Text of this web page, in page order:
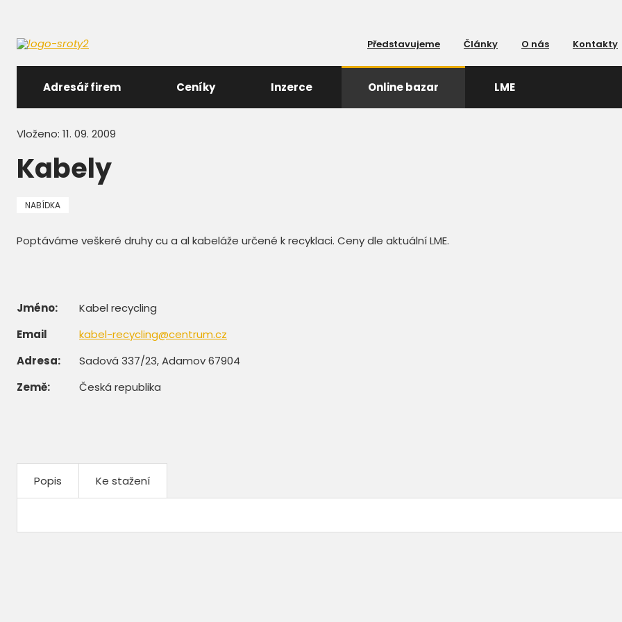
Představujeme Články O nás Kontakty
Adresář firem Ceníky Inzerce Online bazar LME
Vloženo: 11. 09. 2009
Kabely
NABÍDKA
Poptáváme veškeré druhy cu a al kabeláže určené k recyklaci. Ceny dle aktuální LME.
Jméno:
Kabel recycling
Email
kabel-recycling@centrum.cz
Adresa:
Sadová 337/23, Adamov 67904
Země:
Česká republika
Popis Ke stažení